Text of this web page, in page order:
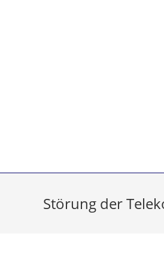
Störung der